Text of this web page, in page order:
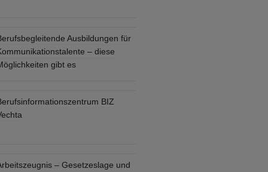
Ausbildungen für
– diese
gibt es
BIZ
– Gesetzeslage und